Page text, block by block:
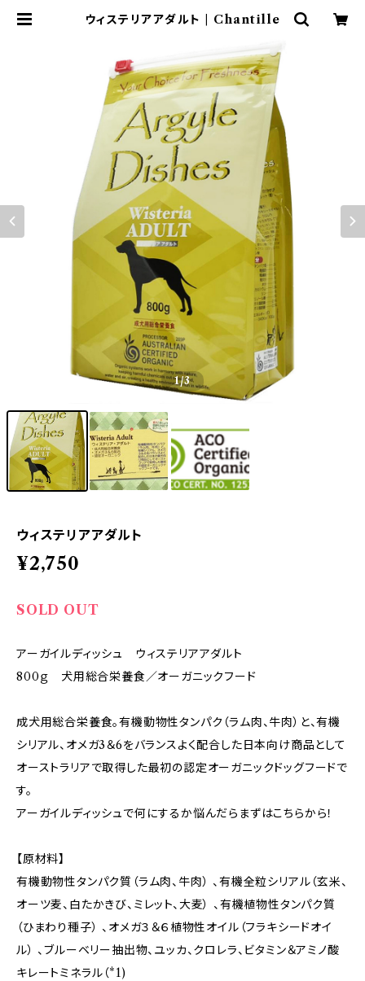
ウィステリアアダルト | Chantille
1/3
ウィステリアアダルト
¥2,750
SOLD OUT
アーガイルディッシュ ウィステリアアダルト
800ｇ 犬用総合栄養食／オーガニックフード
成犬用総合栄養食。有機動物性タンパク（ラム肉、牛肉）と、有機
シリアル、オメガ3＆6をバランスよく配合した日本向け商品として
オーストラリアで取得した最初の認定オーガニックドッグフードで
す。
アーガイルディッシュで何にするか悩んだらまずはこちらから！
【原材料】
有機動物性タンパク質（ラム肉、牛肉） 、有機全粒シリアル（玄米、
オーツ麦、白たかきび、ミレット、大麦） 、有機植物性タンパク質
（ひまわり種子） 、オメガ３＆６植物性オイル（フラキシードオイ
ル） 、ブルーベリー抽出物、ユッカ、クロレラ、ビタミン＆アミノ酸
キレートミネラル（*1)